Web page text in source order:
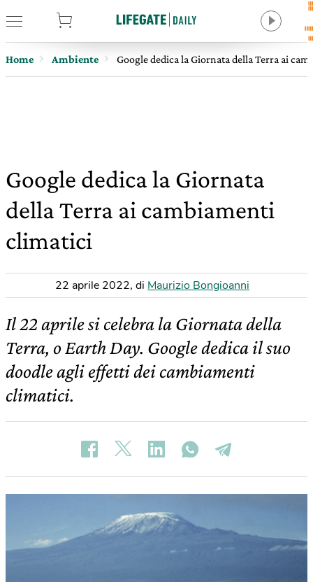
Home Ambiente Google dedica la Giornata della Terra ai
Google dedica la Giornata
della Terra ai cambiamenti
climatici
22 aprile 2022, di Maurizio Bongioanni
Il 22 aprile si celebra la Giornata della
Terra, o Earth Day. Google dedica il suo
doodle agli effetti dei cambiamenti
climatici.